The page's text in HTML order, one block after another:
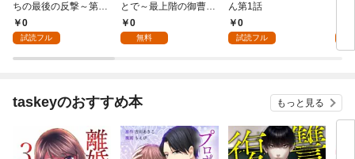
ちの最後の反撃～第1
話0
試読フル
とで～最上階の御曹司
は落ちた花嫁に愛を誓
う～第1話
0
無料
ん第1話
0
試読フル
taskeyのおすすめ本 もっと見る